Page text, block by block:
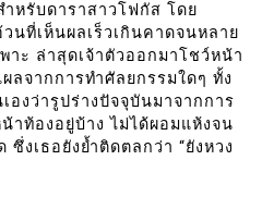
หรับดาราสาวโฟกัส โดย
นที่เห็นผลเร็วเกินคาดจนหลาย
าะ ล่าสุดเจ้าตัวออกมาโชว์หน้า
ลจากการทำศัลยกรรมใดๆ ทั้ง
องว่ารูปร่างปัจจุบันมาจากการ
าท้องอยู่บ้าง ไม่ได้ผอมแห้งจน
งเธอยังย้ำติดตลกว่า “ยังหวง